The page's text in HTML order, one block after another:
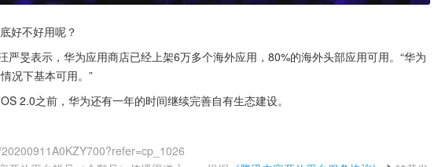
好不好用呢？
严旻表示，华为应用商店已经上架6万多个海外应用，80%的海外头部应用可用。“华为
况下基本可用。”
2.0之前，华为还有一年的时间继续完善自有生态建设。